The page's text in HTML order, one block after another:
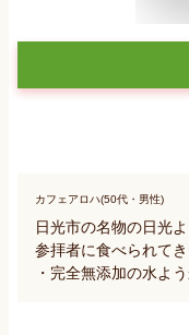
カフェアロハ(50代・男性)
日光市の名物の日光
参拝者に食べられて
・完全無添加の水よう